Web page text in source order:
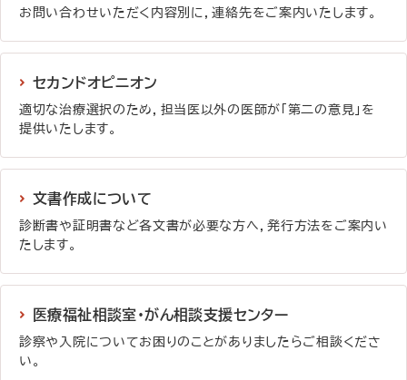
お問い合わせいただく内容別に，連絡先をご案内いたします。
セカンドオピニオン
適切な治療選択のため，担当医以外の医師が「第二の意見」を
提供いたします。
文書作成について
診断書や証明書など各文書が必要な方へ，発行方法をご案内い
たします。
医療福祉相談室・がん相談支援センター
診察や入院についてお困りのことがありましたらご相談くださ
い。